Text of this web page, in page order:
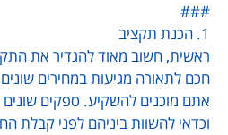
###
1. הכנת תקציב
ראשית, חשוב מאוד להגדיר את
חכם לתאורה מגיעות במחירים
אתם מוכנים להשקיע. ספקים שונים
וכדאי להשוות ביניהם לפני קבלת